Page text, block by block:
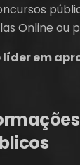
Online ou
líder em